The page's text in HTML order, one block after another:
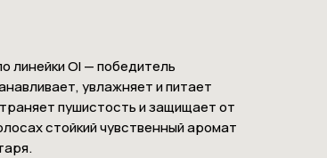
линейки OI — победитель
увлажняет и питает
пушистость и защищает от
стойкий чувственный аромат